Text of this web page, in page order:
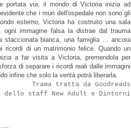
portata via, il mondo di Victoria inizia ad
che i muri dell'ospedale non sono gli
esterno, Victoria ha costruito una sala
ogni immagine falsa
la distrae dal trauma
staccionata bianca, una famiglia ... ancora
ricordi di un matrimonio felice. Quando un
a far visita a Victoria, premendola per
di separare i ricordi reali dalle immagini
infine che solo la verità potràliberarla.
Trama tratta da Goodreads
dello staff New Adult e Dintorni